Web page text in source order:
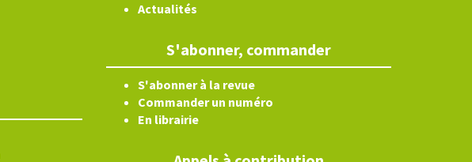
Actualités
S'abonner, commander
S'abonner à la revue
Commander un numéro
En librairie